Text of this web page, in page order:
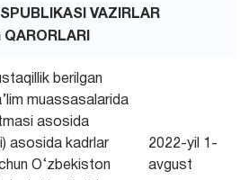
VAZIRLAR
QARORLARI
berilgan
muassasalarida
asosida
asosida kadrlar
O‘zbekiston
2022-yil 1-
avgust